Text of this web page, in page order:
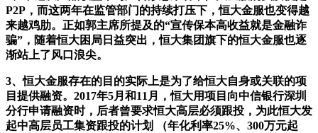
P2P，而这两年在监管部门的持续打压下，恒大金服也变得越
来越鸡肋。正如郭主席所提及的“宣传保本高收益就是金融诈
骗”，随着恒大困局日益突出，恒大集团旗下的恒大金服也逐
渐站上了风口浪尖。
3、恒大金服存在的目的实际上是为了给恒大自身或关联的项
目提供融资。2017年5月和11月，恒大用项目向中信银行深圳
分行申请融资时，后者曾要求恒大高层必须跟投，为此恒大发
起中高层员工集资跟投的计划 （年化利率25%、300万元起